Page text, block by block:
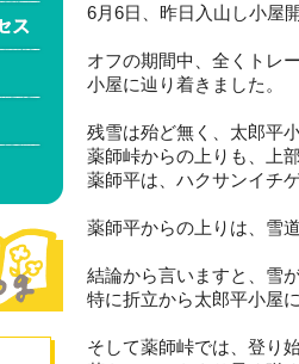
6月6日、昨日入山し小屋
オフの期間中、全くトレ
小屋に辿り着きました。
残雪は殆ど無く、太郎平
薬師峠からの上りも、上
薬師平は、ハクサンイチ
薬師平からの上りは、雪
結論から言いますと、雪
特に折立から太郎平小屋
そして薬師峠では、登り